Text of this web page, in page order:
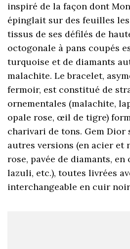
inspiré de la façon dont
épinglait sur des feuilles
tissus de ses défilés de
octogonale à pans coupés
turquoise et de diamants
malachite. Le bracelet,
fermoir, est constitué de
ornementales (malachite,
opale rose, œil de tigre)
charivari de tons. Gem Dior
autres versions (en acier et
rose, pavée de diamants,
lazuli, etc.), toutes livrées
interchangeable en cuir